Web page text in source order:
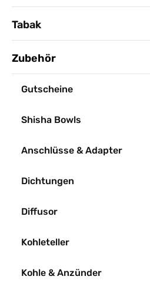
Tabak
Zubehör
Gutscheine
Shisha Bowls
Anschlüsse & Adapter
Dichtungen
Diffusor
Kohleteller
Kohle & Anzünder